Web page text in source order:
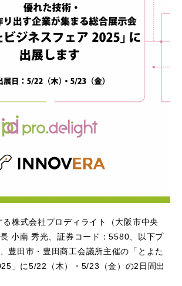
る株式会社プロディライト（大阪市中央
小南 秀光、証券コード：5580、以下プ
豊田市・豊田商工会議所主催の「とよた
」に5/22（木）・5/23（金）の2日間出